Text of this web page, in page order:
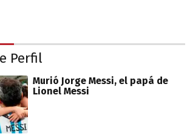
Perfil
Murió Jorge Messi, el papá de
Lionel Messi